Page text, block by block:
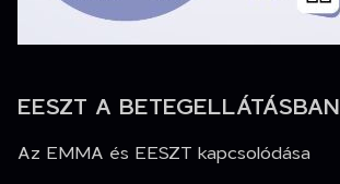
EESZT A BETEGELLÁTÁSBAN
Az EMMA és EESZT kapcsolódása